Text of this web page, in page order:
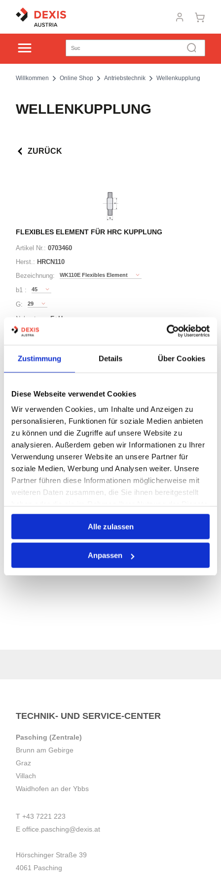
Zustimmung Details Über Cookies
Diese Webseite verwendet Cookies
Wir verwenden Cookies, um Inhalte und Anzeigen zu
personalisieren, Funktionen für soziale Medien anbieten
zu können und die Zugriffe auf unsere Website zu
analysieren. Außerdem geben wir Informationen zu Ihrer
Verwendung unserer Website an unsere Partner für
soziale Medien, Werbung und Analysen weiter. Unsere
Partner führen diese Informationen möglicherweise mit
weiteren Daten zusammen, die Sie ihnen bereitgestellt
gesammelt haben.
Alle zulassen
Anpassen
Willkommen Online Shop Antriebstechnik Wellenkupplung
WELLENKUPPLUNG
ZURÜCK
FLEXIBLES ELEMENT FÜR HRC KUPPLUNG
Artikel Nr.: 0703460
Herst.: HRCN110
Bezeichnung:
WK110E Flexibles Element
b1 : 45
G: 29
Nabentype: F+H
Auf Lager
Lager anzeigen
PRODUKTBESCHREIBUNG
ALLE SPEZIFIKATIONEN
TECHNIK- UND SERVICE-CENTER
Pasching (Zentrale)
Brunn am Gebirge
Graz
Villach
Waidhofen an der Ybbs
T +43 7221 223
E office.pasching@dexis.at
Hörschinger Straße 39
4061 Pasching